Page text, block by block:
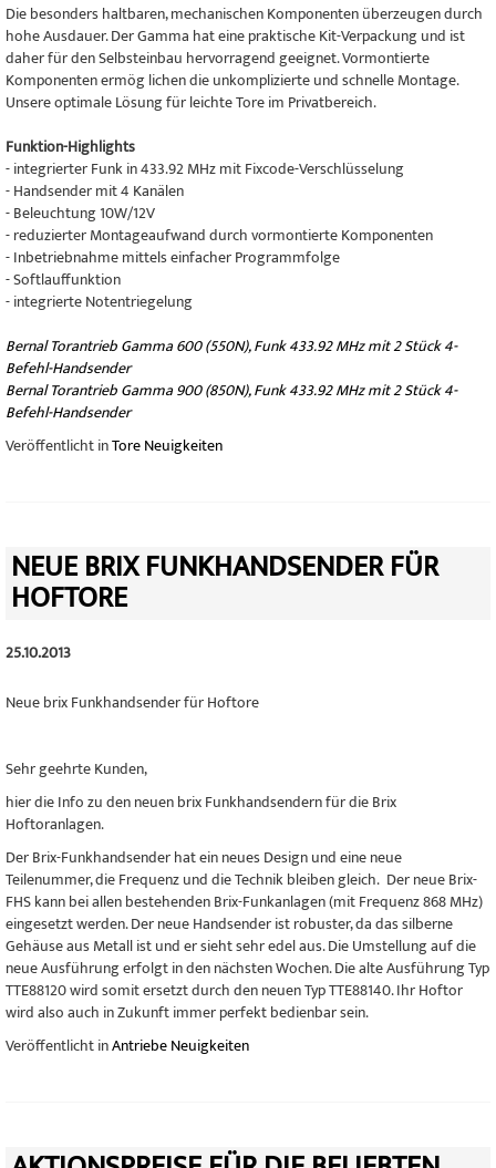
Die besonders haltbaren, mechanischen Komponenten überzeugen durch
hohe Ausdauer. Der Gamma hat eine praktische Kit-Verpackung und ist
daher für den Selbsteinbau hervorragend geeignet. Vormontierte
Komponenten ermög lichen die unkomplizierte und schnelle Montage.
Unsere optimale Lösung für leichte Tore im Privatbereich.
Funktion-Highlights
- integrierter Funk in 433.92 MHz mit Fixcode-Verschlüsselung
- Handsender mit 4 Kanälen
- Beleuchtung 10W/12V
- reduzierter Montageaufwand durch vormontierte Komponenten
- Inbetriebnahme mittels einfacher Programmfolge
- Softlauffunktion
- integrierte Notentriegelung
Bernal Torantrieb Gamma 600 (550N), Funk 433.92 MHz mit 2 Stück 4-
Befehl-Handsender
Bernal Torantrieb Gamma 900 (850N), Funk 433.92 MHz mit 2 Stück 4-
Befehl-Handsender
Veröffentlicht inTore Neuigkeiten
NEUE BRIX FUNKHANDSENDER FÜR
HOFTORE
25.10.2013
Neue brix Funkhandsender für Hoftore
Sehr geehrte Kunden,
hier die Info zu den neuen brix Funkhandsendern für die Brix
Hoftoranlagen.
Der Brix-Funkhandsender hat ein neues Design und eine neue
Teilenummer, die Frequenz und die Technik bleiben gleich. Der neue Brix-
FHS kann bei allen bestehenden Brix-Funkanlagen (mit Frequenz 868 MHz)
eingesetzt werden. Der neue Handsender ist robuster, da das silberne
Gehäuse aus Metall ist und er sieht sehr edel aus. Die Umstellung auf die
neue Ausführung erfolgt in den nächsten Wochen. Die alte Ausführung Typ
TTE88120 wird somit ersetzt durch den neuen Typ TTE88140. Ihr Hoftor
wird also auch in Zukunft immer perfekt bedienbar sein.
Veröffentlicht inAntriebe Neuigkeiten